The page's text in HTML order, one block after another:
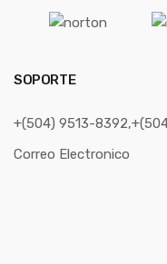
SOPORTE
+(504) 9513-
Correo Electronico